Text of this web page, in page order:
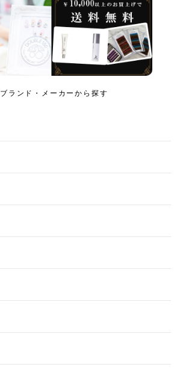
ブランド・メーカーから探す